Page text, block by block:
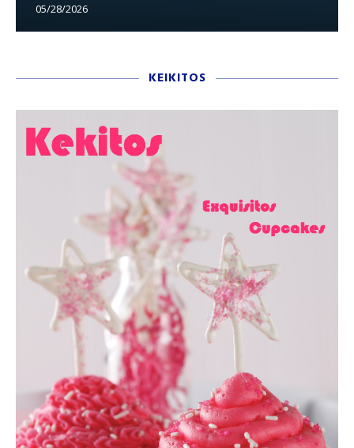
05/28/2026
KEIKITOS